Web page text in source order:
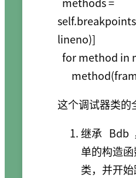
lineno)]
这个调试器类的
继承 Bdb
单的构造
类，并开始